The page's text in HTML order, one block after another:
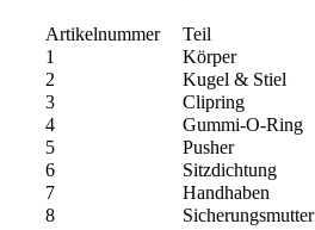
Artikelnummer Teil
1
Körper
2
Kugel & Stiel
3
Clipring
4
Gummi-O-Ring
5
Pusher
6
Sitzdichtung
7
Handhaben
8
Sicherungsmutter